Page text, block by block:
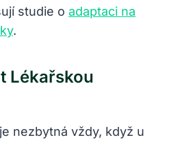
studie o adaptaci na
.
Lékařskou
nezbytná vždy, když u